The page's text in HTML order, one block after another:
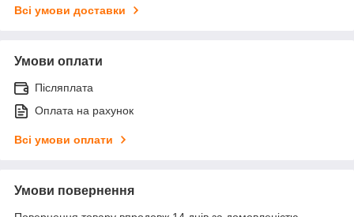
Всі умови доставки
Умови оплати
Післяплата
Оплата на рахунок
Всі умови оплати
Умови повернення